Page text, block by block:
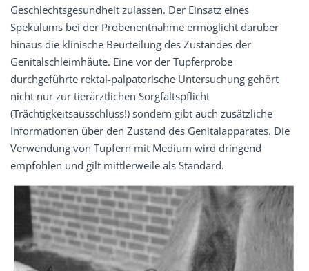
Geschlechtsgesundheit zulassen. Der Einsatz eines
Spekulums bei der Probenentnahme ermöglicht darüber
hinaus die klinische Beurteilung des Zustandes der
Genitalschleimhäute. Eine vor der Tupferprobe
durchgeführte rektal-palpatorische Untersuchung gehört
nicht nur zur tierärztlichen Sorgfaltspflicht
(Trächtigkeitsausschluss!) sondern gibt auch zusätzliche
Informationen über den Zustand des Genitalapparates. Die
Verwendung von Tupfern mit Medium wird dringend
empfohlen und gilt mittlerweile als Standard.